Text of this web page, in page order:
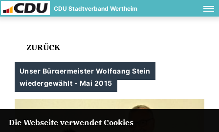
CDU Stadtverband Wertheim
ZURÜCK
Unser Bürgermeister Wolfgang Stein
wiedergewählt - Mai 2015
Die Webseite verwendet Cookies